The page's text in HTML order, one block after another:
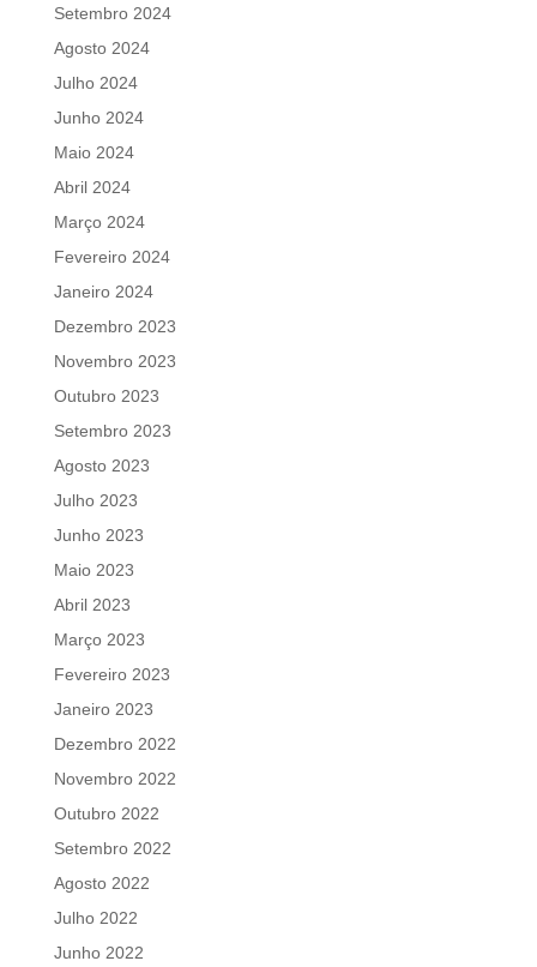
Setembro 2024
Agosto 2024
Julho 2024
Junho 2024
Maio 2024
Abril 2024
Março 2024
Fevereiro 2024
Janeiro 2024
Dezembro 2023
Novembro 2023
Outubro 2023
Setembro 2023
Agosto 2023
Julho 2023
Junho 2023
Maio 2023
Abril 2023
Março 2023
Fevereiro 2023
Janeiro 2023
Dezembro 2022
Novembro 2022
Outubro 2022
Setembro 2022
Agosto 2022
Julho 2022
Junho 2022